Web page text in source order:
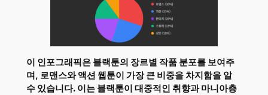
이 인포그래픽은 블랙툰의 장르별 작품 분포를 보여주
며, 로맨스와 액션 웹툰이 가장 큰 비중을 차지함을 알
수 있습니다. 이는 블랙툰이 대중적인 취향과 마니아층